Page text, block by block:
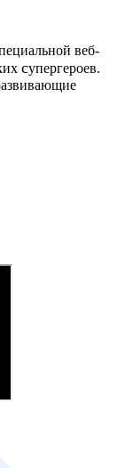
веб-
cупергероев.